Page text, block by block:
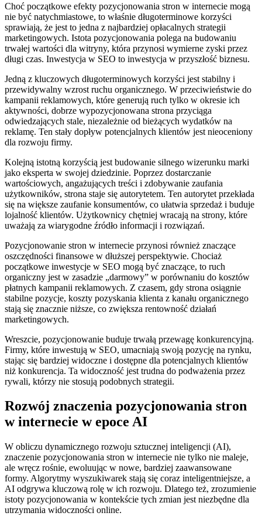
Choć początkowe efekty pozycjonowania stron w internecie mogą
nie być natychmiastowe, to właśnie długoterminowe korzyści
sprawiają, że jest to jedna z najbardziej opłacalnych strategii
marketingowych. Istota pozycjonowania polega na budowaniu
trwałej wartości dla witryny, która przynosi wymierne zyski przez
długi czas. Inwestycja w SEO to inwestycja w przyszłość biznesu.
Jedną z kluczowych długoterminowych korzyści jest stabilny i
przewidywalny wzrost ruchu organicznego. W przeciwieństwie do
kampanii reklamowych, które generują ruch tylko w okresie ich
aktywności, dobrze wypozycjonowana strona przyciąga
odwiedzających stale, niezależnie od bieżących wydatków na
reklamę. Ten stały dopływ potencjalnych klientów jest nieoceniony
dla rozwoju firmy.
Kolejną istotną korzyścią jest budowanie silnego wizerunku marki
jako eksperta w swojej dziedzinie. Poprzez dostarczanie
wartościowych, angażujących treści i zdobywanie zaufania
użytkowników, strona staje się autorytetem. Ten autorytet przekłada
się na większe zaufanie konsumentów, co ułatwia sprzedaż i buduje
lojalność klientów. Użytkownicy chętniej wracają na strony, które
uważają za wiarygodne źródło informacji i rozwiązań.
Pozycjonowanie stron w internecie przynosi również znaczące
oszczędności finansowe w dłuższej perspektywie. Chociaż
początkowe inwestycje w SEO mogą być znaczące, to ruch
organiczny jest w zasadzie „darmowy” w porównaniu do kosztów
płatnych kampanii reklamowych. Z czasem, gdy strona osiągnie
stabilne pozycje, koszty pozyskania klienta z kanału organicznego
stają się znacznie niższe, co zwiększa rentowność działań
marketingowych.
Wreszcie, pozycjonowanie buduje trwałą przewagę konkurencyjną.
Firmy, które inwestują w SEO, umacniają swoją pozycję na rynku,
stając się bardziej widoczne i dostępne dla potencjalnych klientów
niż konkurencja. Ta widoczność jest trudna do podważenia przez
rywali, którzy nie stosują podobnych strategii.
Rozwój znaczenia pozycjonowania stron
w internecie w epoce AI
W obliczu dynamicznego rozwoju sztucznej inteligencji (AI),
znaczenie pozycjonowania stron w internecie nie tylko nie maleje,
ale wręcz rośnie, ewoluując w nowe, bardziej zaawansowane
formy. Algorytmy wyszukiwarek stają się coraz inteligentniejsze, a
AI odgrywa kluczową rolę w ich rozwoju. Dlatego też, zrozumienie
istoty pozycjonowania w kontekście tych zmian jest niezbędne dla
utrzymania widoczności online.